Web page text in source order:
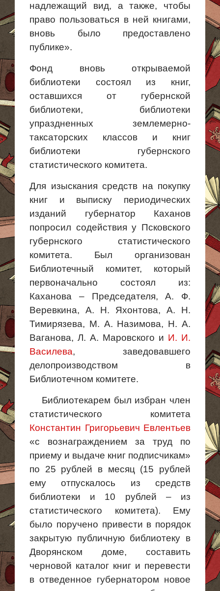
надлежащий вид, атакже, чтобы
право пользоваться в ней книгами,
вновь было предоставлено
публике».
Фонд вновь открываемой
библиотеки состоял из книг,
оставшихся от губернской
библиотеки, библиотеки
упраздненных землемерно-
таксаторских классов и книг
библиотеки губернского
статистического комитета.
Для изыскания средств на покупку
книг и выписку периодических
изданий губернатор Каханов
попросил содействия у Псковского
губернского статистического
комитета. Был организован
Библиотечный комитет, который
первоначально состоял из:
Каханова – Председателя, А. Ф.
Веревкина, А. Н. Яхонтова, А. Н.
Тимирязева, М. А. Назимова, Н. А.
Ваганова, Л. А. Маровского и И. И.
Василева, заведовавшего
делопроизводством в
Библиотечном комитете.
Библиотекарем был избран член
статистического комитета
Константин Григорьевич Евлентьев
«с вознаграждением за труд по
приему и выдаче книг подписчикам»
по 25 рублей в месяц (15 рублей
ему отпускалось из средств
библиотеки и 10 рублей – из
статистического комитета). Ему
было поручено привести в порядок
закрытую публичную библиотеку в
Дворянском доме, составить
черновой каталог книг и перевести
в отведенное губернатором новое